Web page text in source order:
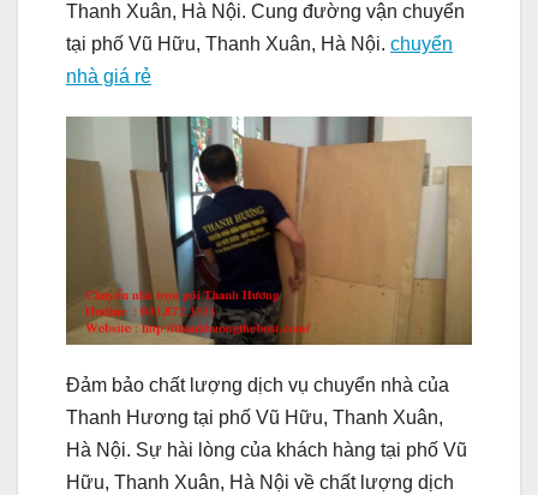
Thanh Xuân, Hà Nội. Cung đường vận chuyển
tại phố Vũ Hữu, Thanh Xuân, Hà Nội. chuyển
nhà giá rẻ
Đảm bảo chất lượng dịch vụ chuyển nhà của
Thanh Hương tại phố Vũ Hữu, Thanh Xuân,
Hà Nội. Sự hài lòng của khách hàng tại phố Vũ
Hữu, Thanh Xuân, Hà Nội về chất lượng dịch